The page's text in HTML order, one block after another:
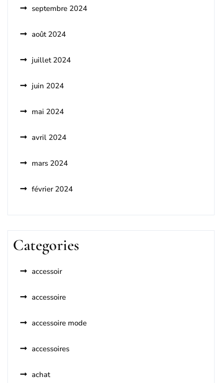
septembre 2024
août 2024
juillet 2024
juin 2024
mai 2024
avril 2024
mars 2024
février 2024
Categories
accessoir
accessoire
accessoire mode
accessoires
achat